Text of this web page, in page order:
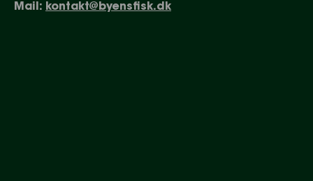
Mail: kontakt@byensfisk.dk